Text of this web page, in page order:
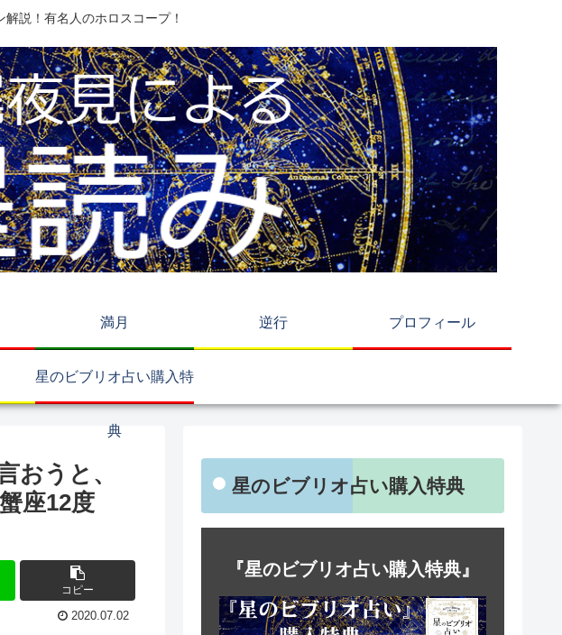
説！有名人のホロスコープ！
満月 逆行 プロフィール
星のビブリオ占い購入特
典
おうと、
座12度
コピー
2020.07.02
星のビブリオ占い購入特典
『星のビブリオ占い購入特典』